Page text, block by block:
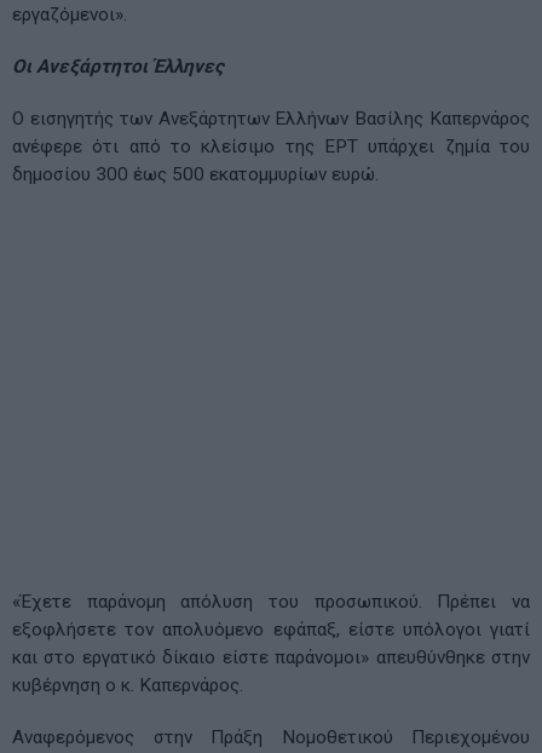
εργαζόμενοι».
Οι Ανεξάρτητοι Έλληνες
Ο εισηγητής των Ανεξάρτητων Ελλήνων Βασίλης Καπερνάρος
ανέφερε ότι από το κλείσιμο της ΕΡΤ υπάρχει ζημία του
δημοσίου 300 έως 500 εκατομμυρίων ευρώ.
«Έχετε παράνομη απόλυση του προσωπικού. Πρέπει να
εξοφλήσετε τον απολυόμενο εφάπαξ, είστε υπόλογοι γιατί
και στο εργατικό δίκαιο είστε παράνομοι» απευθύνθηκε στην
κυβέρνηση ο κ. Καπερνάρος.
Αναφερόμενος στην Πράξη Νομοθετικού Περιεχομένου